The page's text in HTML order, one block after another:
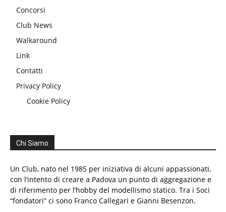
Concorsi
Club News
Walkaround
Link
Contatti
Privacy Policy
Cookie Policy
Chi Siamo
Un Club, nato nel 1985 per iniziativa di alcuni appassionati,
con l’intento di creare a Padova un punto di aggregazione e
di riferimento per l’hobby del modellismo statico. Tra i Soci
“fondatori” ci sono Franco Callegari e Gianni Besenzon.